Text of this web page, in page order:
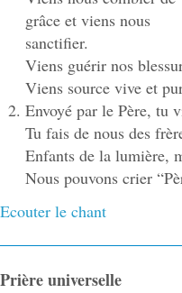
grâce et viens nous
sanctifier.
Viens guérir nos
Viens source vive et
Envoyé par le Père, tu
Tu fais de nous des
Enfants de la lumière,
Nous pouvons crier
Ecouter le chant
Prière universelle